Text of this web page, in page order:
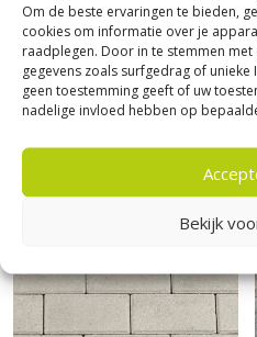
Om de beste ervaringen te bieden,
cookies om informatie over je
raadplegen. Door in te stemmen
gegevens zoals surfgedrag of
geen toestemming geeft of uw
nadelige invloed hebben op
Bekijk
Kijlstra|Best verkochte Oprit
bestrating
Patio Top Longstone 7 cm Black
33, per m²